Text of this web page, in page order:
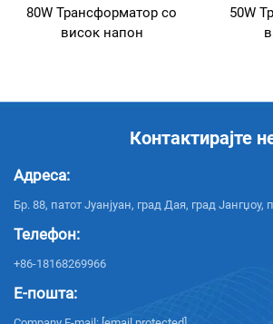
80W Трансформатор со
висок напон
50W
Контактирајте
Адреса:
Бр. 88, патот Јуанјуан, град Дая, град Јангџоу,
Телефон:
+86-18168269966
Е-пошта: